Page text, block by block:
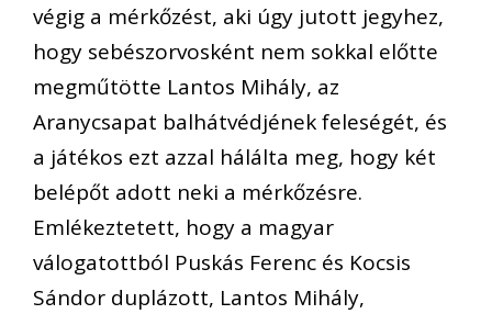
végig a mérkőzést, aki úgy jutott jegyhez,
hogy sebészorvosként nem sokkal előtte
megműtötte Lantos Mihály, az
Aranycsapat balhátvédjének feleségét, és
a játékos ezt azzal hálálta meg, hogy két
belépőt adott neki a mérkőzésre.
Emlékeztetett, hogy a magyar
válogatottból Puskás Ferenc és Kocsis
Sándor duplázott, Lantos Mihály,